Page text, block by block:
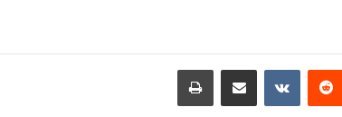
‫رددیت ‫VKontakteاشتراک گذاری از طریق ایمیل چاپ